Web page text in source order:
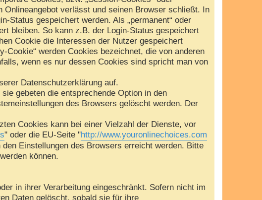
Onlineangebot verlässt und seinen Browser schließt. In
Status gespeichert werden. Als „permanent“ oder
bleiben. So kann z.B. der Login-Status gespeichert
Cookie die Interessen der Nutzer gespeichert
werden Cookies bezeichnet, die von anderen
wenn es nur dessen Cookies sind spricht man von
Datenschutzerklärung auf.
gebeten die entsprechende Option in den
des Browsers gelöscht werden. Der
Cookies kann bei einer Vielzahl der Dienste, vor
" oder die EU-Seite "http://www.youronlinechoices.com
Einstellungen des Browsers erreicht werden. Bitte
können.
in ihrer Verarbeitung eingeschränkt. Sofern nicht im
Daten gelöscht, sobald sie für ihre